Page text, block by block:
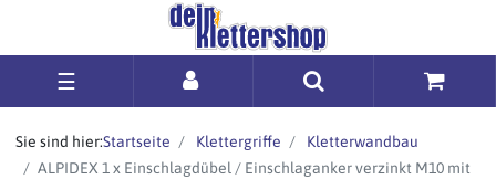
☰
Sie sind hier:Startseite Klettergriffe
Kletterwandbau
ALPIDEX 1 x Einschlagdübel / Einschlaganker verzinkt M10 mit